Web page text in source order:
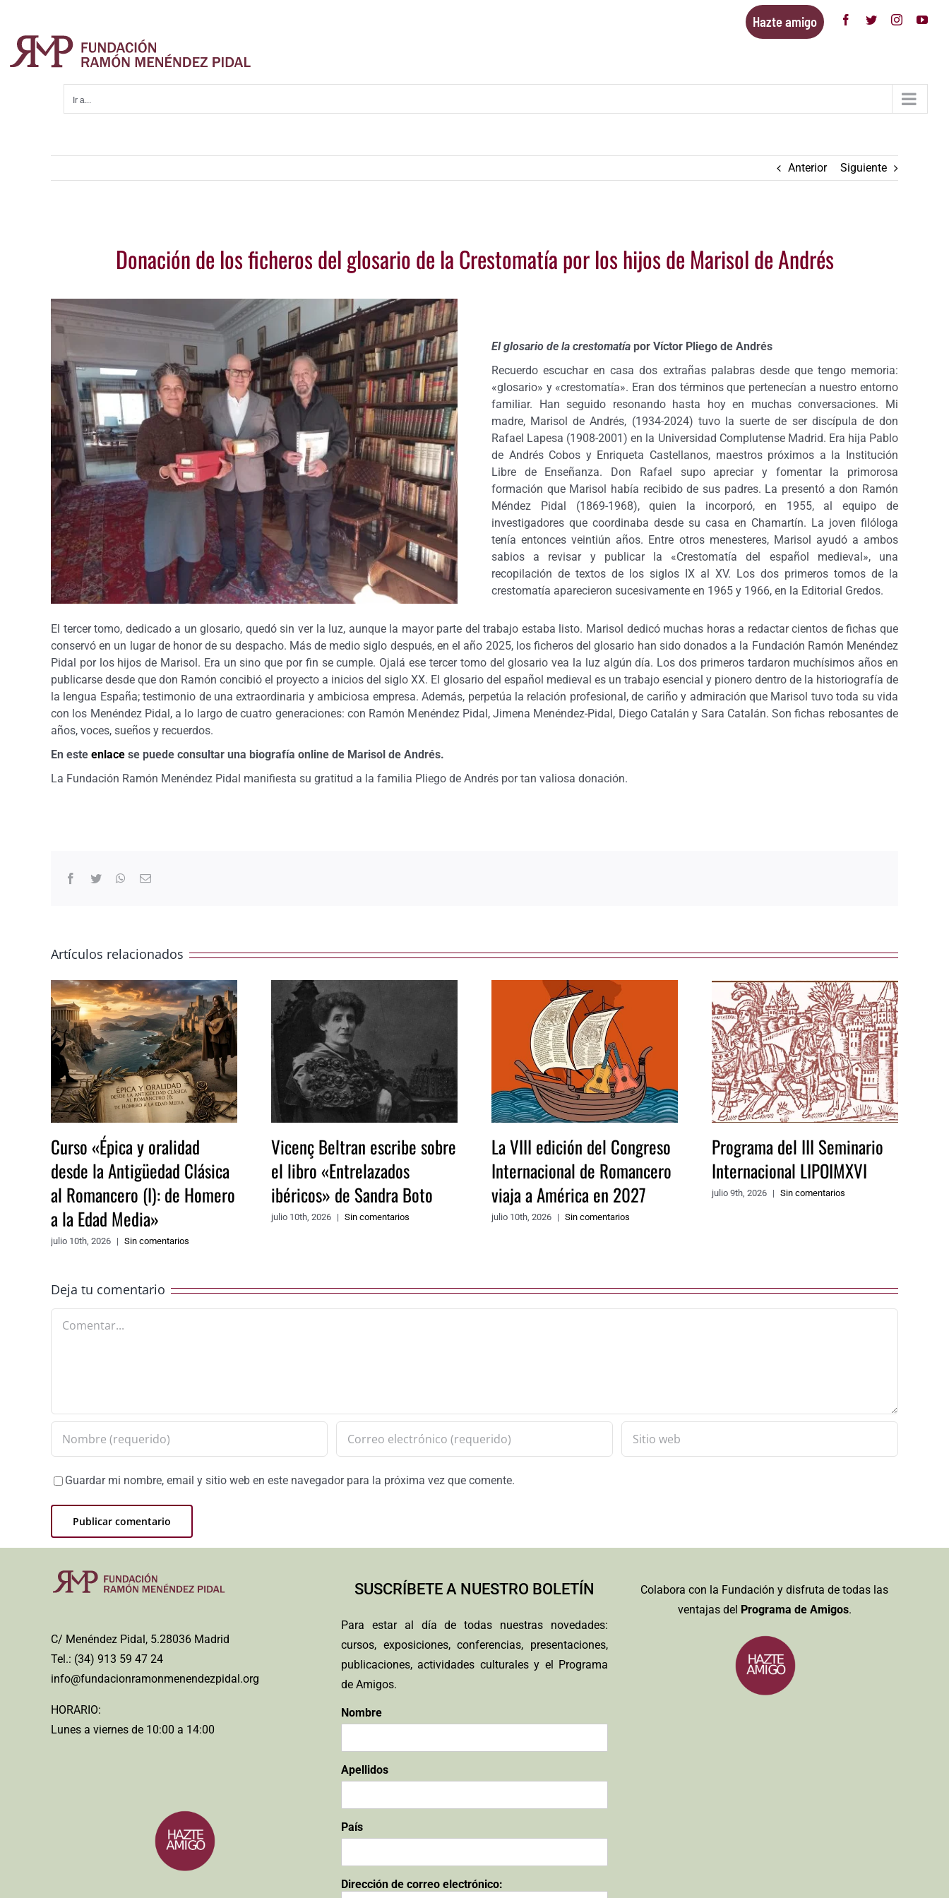
contenido
Hazte amigo Facebook
TwitterInstagram
Ir a...
Anterior Siguiente
Donación de los ficheros del glosario de la Crestomatía por los hijos de Marisol de Andrés
El glosario de la crestomatía por Víctor Pliego de Andrés
Recuerdo escuchar en casa dos extrañas palabras desde que tengo memoria:
«glosario» y «crestomatía». Eran dos términos que pertenecían a nuestro entorno
familiar. Han seguido resonando hasta hoy en muchas conversaciones. Mi
madre, Marisol de Andrés, (1934-2024) tuvo la suerte de ser discípula de don
Rafael Lapesa (1908-2001) en la Universidad Complutense Madrid. Era hija Pablo
de Andrés Cobos y Enriqueta Castellanos, maestros próximos a la Institución
Libre de Enseñanza. Don Rafael supo apreciar y fomentar la primorosa
formación que Marisol había recibido de sus padres. La presentó a don Ramón
Méndez Pidal (1869-1968), quien la incorporó, en 1955, al equipo de
investigadores que coordinaba desde su casa en Chamartín. La joven filóloga
tenía entonces veintiún años. Entre otros menesteres, Marisol ayudó a ambos
sabios a revisar y publicar la «Crestomatía del español medieval», una
recopilación de textos de los siglos IX al XV. Los dos primeros tomos de la
crestomatía aparecieron sucesivamente en 1965 y 1966, en la Editorial Gredos.
El tercer tomo, dedicado a un glosario, quedó sin ver la luz, aunque la mayor parte del trabajo estaba listo. Marisol dedicó muchas horas a redactar cientos de fichas que
conservó en un lugar de honor de su despacho. Más de medio siglo después, en el año 2025, los ficheros del glosario han sido donados a la Fundación Ramón Menéndez
Pidal por los hijos de Marisol. Era un sino que por fin se cumple. Ojalá ese tercer tomo del glosario vea la luz algún día. Los dos primeros tardaron muchísimos años en
publicarse desde que don Ramón concibió el proyecto a inicios del siglo XX. El glosario del español medieval es un trabajo esencial y pionero dentro de la historiografía de
la lengua España; testimonio de una extraordinaria y ambiciosa empresa. Además, perpetúa la relación profesional, de cariño y admiración que Marisol tuvo toda su vida
con los Menéndez Pidal, a lo largo de cuatro generaciones: con Ramón Menéndez Pidal, Jimena Menéndez-Pidal, Diego Catalán y Sara Catalán. Son fichas rebosantes de
años, voces, sueños y recuerdos.
En este enlacese puede consultar una biografía online de Marisol de Andrés.
La Fundación Ramón Menéndez Pidal manifiesta su gratitud a la familia Pliego de Andrés por tan valiosa donación.
Facebook
Twitter WhatsApp
Correo
Artículos relacionados
Curso «Épica y oralidad
desde la Antigüedad Clásica
al Romancero (I): de Homero
a la Edad Media»
julio 10th, 2026 | Sin comentarios
Vicenç Beltran escribe sobre
el libro «Entrelazados
ibéricos» de Sandra Boto
julio 10th, 2026 | Sin comentarios
La VIII edición del Congreso
Internacional de Romancero
viaja a América en 2027
julio 10th, 2026 | Sin comentarios
Programa del III Seminario
Internacional LIPOIMXVI
julio 9th, 2026 | Sin comentarios
Deja tu comentario
Guardar mi nombre, email y sitio web en este navegador para la próxima vez que comente.
C/ Menéndez Pidal, 5.28036 Madrid
Tel.: (34) 913 59 47 24
info@fundacionramonmenendezpidal.org
HORARIO:
Lunes a viernes de 10:00 a 14:00
SUSCRÍBETE A NUESTRO BOLETÍN
Para estar al día de todas nuestras novedades:
cursos, exposiciones, conferencias, presentaciones,
publicaciones, actividades culturales y el Programa
de Amigos.
Nombre
Apellidos
País
Dirección de correo electrónico:
Colabora con la Fundación y disfruta de todas las
ventajas del Programa de Amigos.